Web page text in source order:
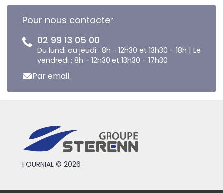
Pour nous contacter
02 99 13 05 00
Du lundi au jeudi : 8h - 12h30 et 13h30 - 18h | Le
vendredi : 8h - 12h30 et 13h30 - 17h30
Par email
FOURNIAL © 2026